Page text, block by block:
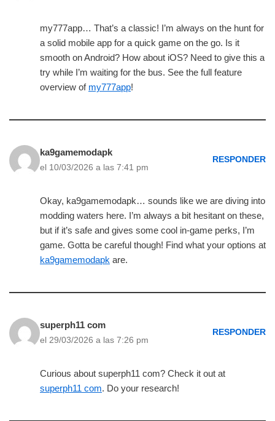
my777app… That’s a classic! I’m always on the hunt for
a solid mobile app for a quick game on the go. Is it
smooth on Android? How about iOS? Need to give this a
try while I’m waiting for the bus. See the full feature
overview of my777app!
ka9gamemodapk
el 10/03/2026 a las 7:41 pm
RESPONDER
Okay, ka9gamemodapk… sounds like we are diving into
modding waters here. I’m always a bit hesitant on these,
but if it’s safe and gives some cool in-game perks, I’m
game. Gotta be careful though! Find what your options at
ka9gamemodapk are.
superph11 com
el 29/03/2026 a las 7:26 pm
RESPONDER
Curious about superph11 com? Check it out at
superph11 com. Do your research!